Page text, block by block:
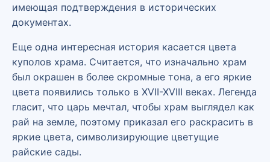
имеющая подтверждения в исторических
документах.
Еще одна интересная история касается цвета
куполов храма. Считается, что изначально храм
был окрашен в более скромные тона, а его яркие
цвета появились только в XVII-XVIII веках. Легенда
гласит, что царь мечтал, чтобы храм выглядел как
рай на земле, поэтому приказал его раскрасить в
яркие цвета, символизирующие цветущие
райские сады.